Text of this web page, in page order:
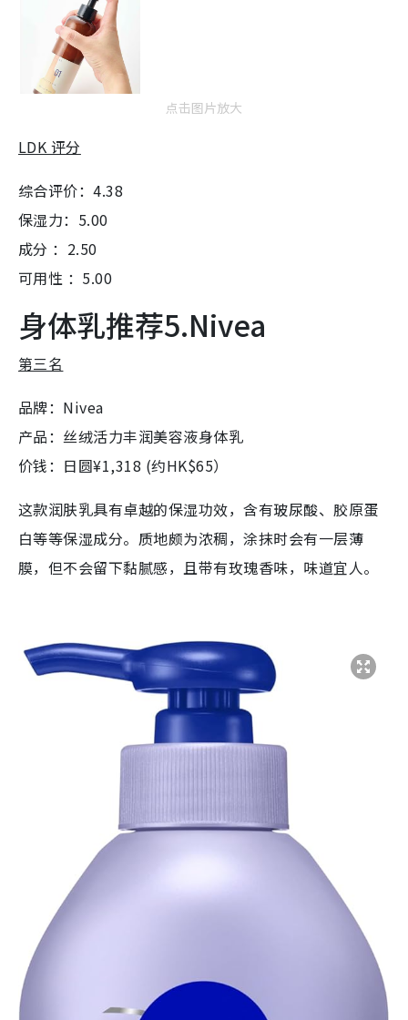
点击图片放大
LDK 评分
综合评价：4.38
保湿力：5.00
成分 ：2.50
可用性 ：5.00
身体乳推荐5.Nivea
第三名
品牌：Nivea
产品：丝绒活力丰润美容液身体乳
价钱：日圆¥1,318 (约HK$65）
这款润肤乳具有卓越的保湿功效，含有玻尿酸、胶原蛋
白等等保湿成分。质地颇为浓稠，涂抹时会有一层薄
膜，但不会留下黏腻感，且带有玫瑰香味，味道宜人。